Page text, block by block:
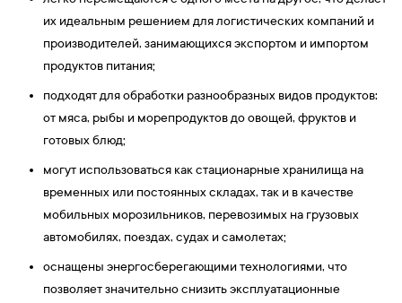
их идеальным решением для логистических компаний и
производителей, занимающихся экспортом и импортом
продуктов питания;
подходят для обработки разнообразных видов продуктов:
от мяса, рыбы и морепродуктов до овощей, фруктов и
готовых блюд;
могут использоваться как стационарные хранилища на
временных или постоянных складах, так и в качестве
мобильных морозильников, перевозимых на грузовых
автомобилях, поездах, судах и самолетах;
оснащены энергосберегающими технологиями, что
позволяет значительно снизить эксплуатационные